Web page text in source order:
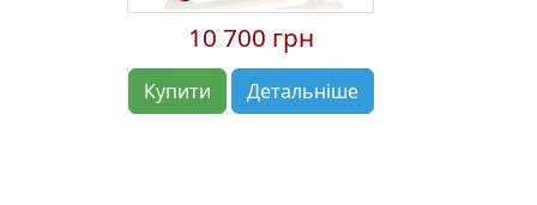
10 700 грн
Купити Детальніше